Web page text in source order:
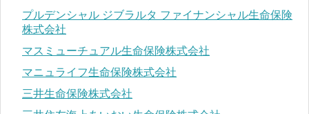
プルデンシャル ジブラルタ ファイナンシャル生命保険
株式会社
マスミューチュアル生命保険株式会社
マニュライフ生命保険株式会社
三井生命保険株式会社